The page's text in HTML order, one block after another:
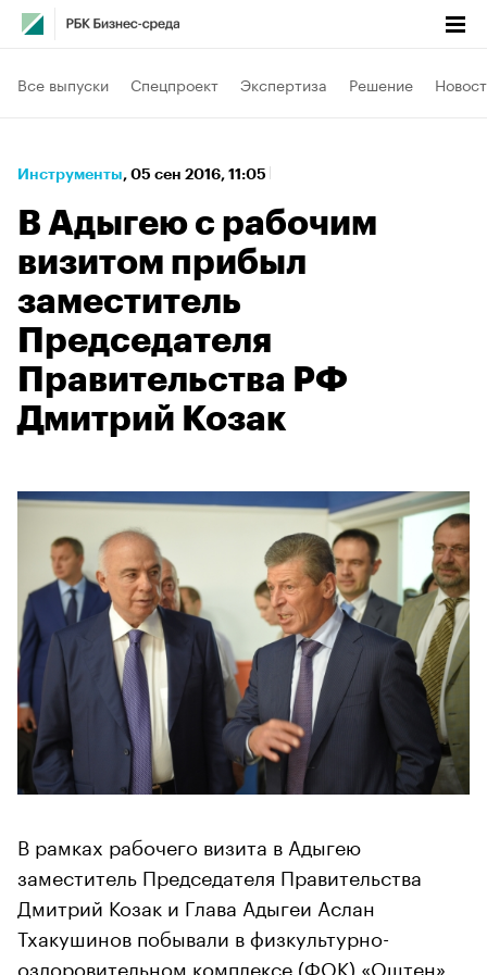
Все выпуски Спецпроект Экспертиза Решение
Инструменты⁠, 05 сен 2016, 11:05
В Адыгею с рабочим
визитом прибыл
заместитель
Председателя
Правительства РФ
Дмитрий Козак
В рамках рабочего визита в Адыгею
заместитель Председателя Правительства
Дмитрий Козак и Глава Адыгеи Аслан
Тхакушинов побывали в физкультурно-
оздоровительном комплексе (ФОК) «Оштен»,